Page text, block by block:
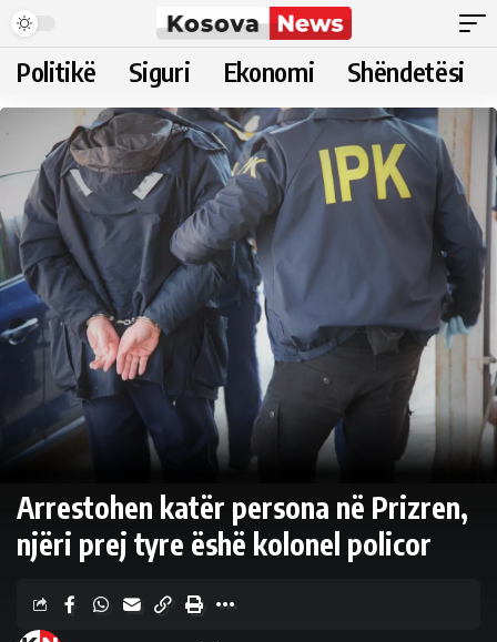
Politikë Siguri Ekonomi Shëndetësi
Arrestohen katër persona në Prizren,
njëri prej tyre ëshë kolonel policor